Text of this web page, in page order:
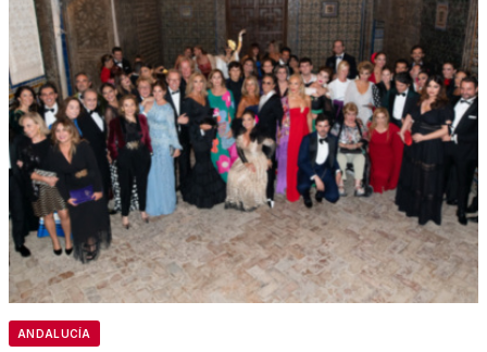
ANDALUCÍA